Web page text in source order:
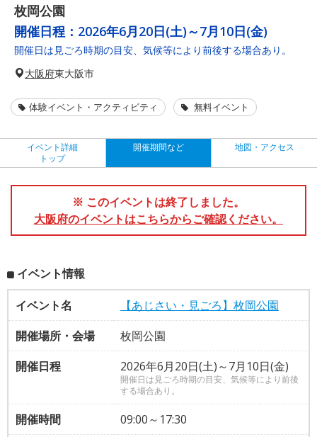
枚岡公園
開催日程： 2026年6月20日(土)～7月10日(金)
開催日は見ごろ時期の目安、気候等により前後する場合あり。
大阪府東大阪市
体験イベント・アクティビティ 無料イベント
イベント詳細
トップ
開催期間など 地図・アクセス
※ このイベントは終了しました。
大阪府のイベントはこちらからご確認ください。
イベント情報
イベント名
【あじさい・見ごろ】枚岡公園
開催場所・会場
枚岡公園
開催日程
2026年6月20日(土)～7月10日(金)
開催日は見ごろ時期の目安、気候等により前後
する場合あり。
開催時間
09:00～17:30